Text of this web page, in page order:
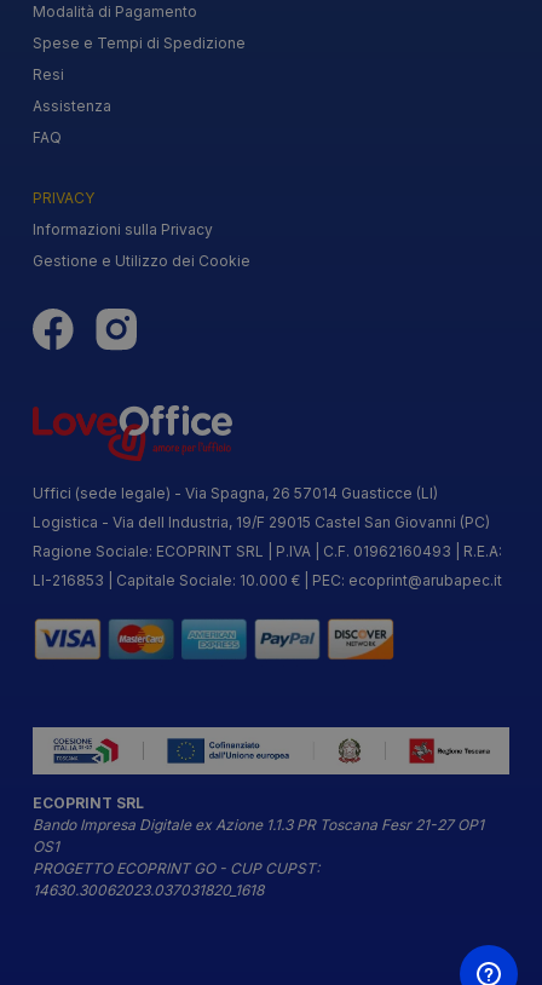
Modalità di Pagamento
Spese e Tempi di Spedizione
Resi
Assistenza
FAQ
PRIVACY
Informazioni sulla Privacy
Gestione e Utilizzo dei Cookie
Uffici (sede legale) - Via Spagna, 26 57014 Guasticce (LI)
Logistica - Via dell Industria, 19/F 29015 Castel San Giovanni (PC)
Ragione Sociale: ECOPRINT SRL | P.IVA | C.F. 01962160493 | R.E.A:
LI-216853 | Capitale Sociale: 10.000 € | PEC: ecoprint@arubapec.it
ECOPRINT SRL
Bando Impresa Digitale ex Azione 1.1.3 PR Toscana Fesr 21-27 OP1
OS1
PROGETTO ECOPRINT GO - CUP CUPST:
14630.30062023.037031820_1618